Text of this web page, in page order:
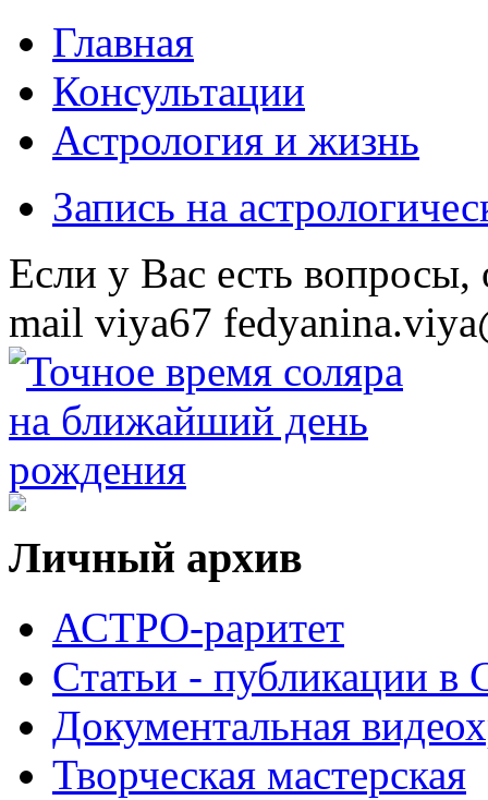
Главная
Консультации
Астрология и жизнь
Запись на
Eсли у Вас есть
mail viya67
Личный архив
АСТРО-раритет
Cтатьи - публикации
Документальная
Творческая мастерская